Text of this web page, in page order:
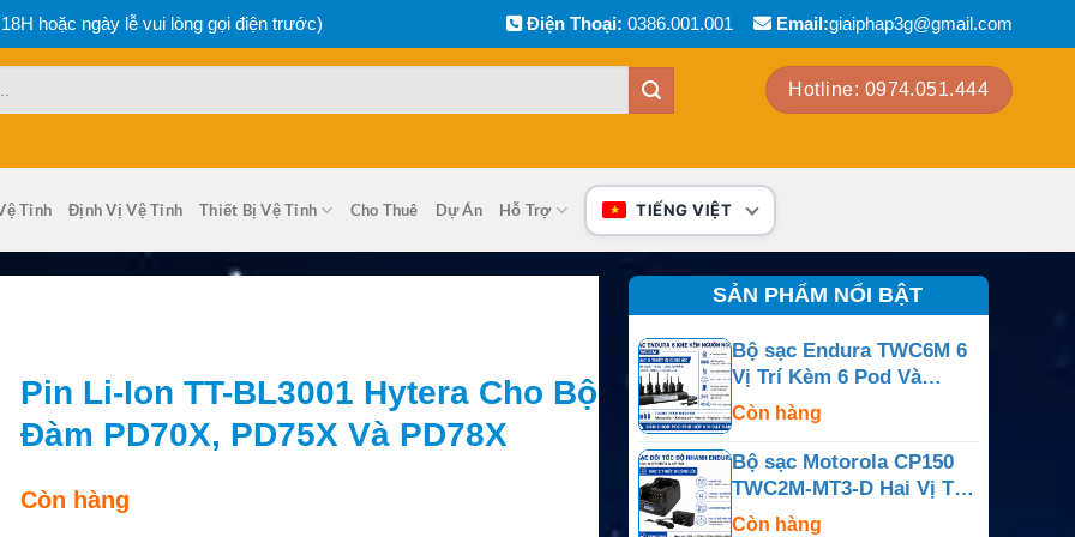
hoặc ngày lễ vui lòng gọi điện trước) Điện Thoại: 0386.001.001 Email:giaiphap3g@gmail.com
Hotline: 0974.051.444
Tinh Định Vị Vệ Tinh Thiết Bị Vệ Tinh Cho Thuê Dự Án Hỗ Trợ TIẾNG VIỆT
Pin Li-Ion TT-BL3001 Hytera Cho Bộ
Đàm PD70X, PD75X Và PD78X
Còn hàng
SẢN PHẨM NỔI BẬT
Bộ sạc Endura TWC6M 6
Vị Trí Kèm 6 Pod Và
Nguồn Ngoài
Còn hàng
Bộ sạc Motorola CP150
TWC2M-MT3-D Hai Vị Trí
Cho CP150, CP200,
Còn hàng